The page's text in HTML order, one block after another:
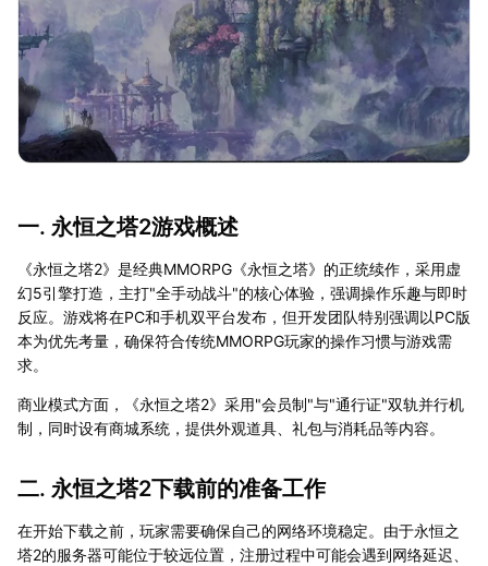
一. 永恒之塔2游戏概述
《永恒之塔2》是经典MMORPG《永恒之塔》的正统续作，采用虚
幻5引擎打造，主打"全手动战斗"的核心体验，强调操作乐趣与即时
反应。游戏将在PC和手机双平台发布，但开发团队特别强调以PC版
本为优先考量，确保符合传统MMORPG玩家的操作习惯与游戏需
求。
商业模式方面，《永恒之塔2》采用"会员制"与"通行证"双轨并行机
制，同时设有商城系统，提供外观道具、礼包与消耗品等内容。
二. 永恒之塔2下载前的准备工作
在开始下载之前，玩家需要确保自己的网络环境稳定。由于永恒之
塔2的服务器可能位于较远位置，注册过程中可能会遇到网络延迟、